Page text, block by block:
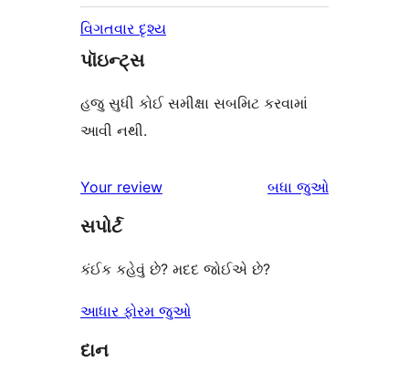
વિગતવાર દૃશ્ય
પૉઇન્ટ્સ
હજુ સુધી કોઈ સમીક્ષા સબમિટ કરવામાં
આવી નથી.
Your review બધા સમીક્ષાઓ
જુઓ
સપોર્ટ
કંઈક કહેવું છે? મદદ જોઈએ છે?
આધાર ફોરમ જુઓ
દાન